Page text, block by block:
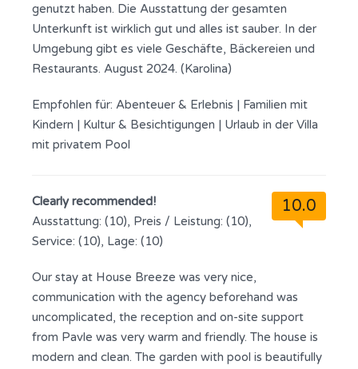
genutzt haben. Die Ausstattung der gesamten
Unterkunft ist wirklich gut und alles ist sauber. In der
Umgebung gibt es viele Geschäfte, Bäckereien und
Restaurants. August 2024. (Karolina)
Empfohlen für: Abenteuer & Erlebnis | Familien mit
Kindern | Kultur & Besichtigungen | Urlaub in der Villa
mit privatem Pool
10.0
Clearly recommended!
Ausstattung: (10), Preis / Leistung: (10),
Service: (10), Lage: (10)
Our stay at House Breeze was very nice,
communication with the agency beforehand was
uncomplicated, the reception and on-site support
from Pavle was very warm and friendly. The house is
modern and clean. The garden with pool is beautifully